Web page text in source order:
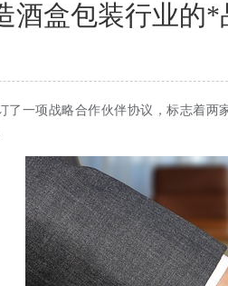
酒盒包装行业的*
了一项战略合作伙伴协议，标志着两